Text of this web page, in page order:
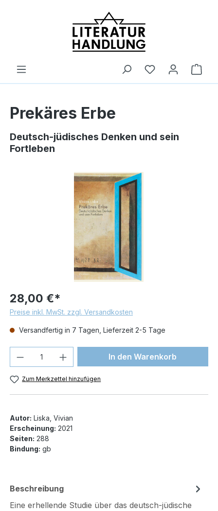
Prekäres Erbe
Deutsch-jüdisches Denken und sein
Fortleben
Bildergalerie überspringen
28,00 €*
Preise inkl. MwSt. zzgl. Versandkosten
Versandfertig in 7 Tagen, Lieferzeit 2-5 Tage
Produkt Anzahl: Gib denIn den Warenkorb
Zum Merkzettel hinzufügen
Autor: Liska, Vivian
Erscheinung: 2021
Seiten: 288
Bindung: gb
Beschreibung
Eine erhellende Studie über das deutsch-jüdische